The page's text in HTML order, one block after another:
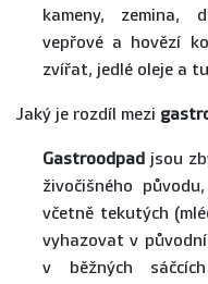
kameny, zemina,
vepřové a hovězí
zvířat, jedlé oleje a
Jaký je rozdíl mezi
Gastroodpad jsou
živočišného
včetně tekutých
vyhazovat v
v běžných